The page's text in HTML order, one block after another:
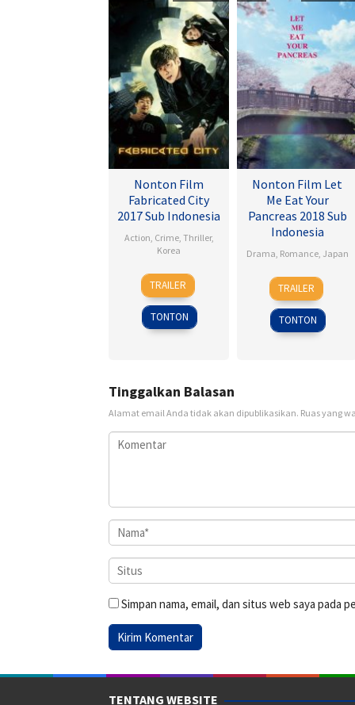
Nonton Film
Fabricated City
2017 Sub Indonesia
Action Crime, Thriller,
Korea
9
Feb
2017
Lee
Hu-
bin
TRAILER
TONTON
Nonton Film Let
Me Eat Your
Pancreas 2018 Sub
Indonesia
Drama Romance, Japan
28
Jul
2017
Sho
Tsukikawa
TRAILER
TONTON
Tinggalkan Balasan
Alamat email Anda tidak akan dipublikasikan. Ruas yang
Simpan nama, email, dan situs web saya pada
TENTANG WEBSITE